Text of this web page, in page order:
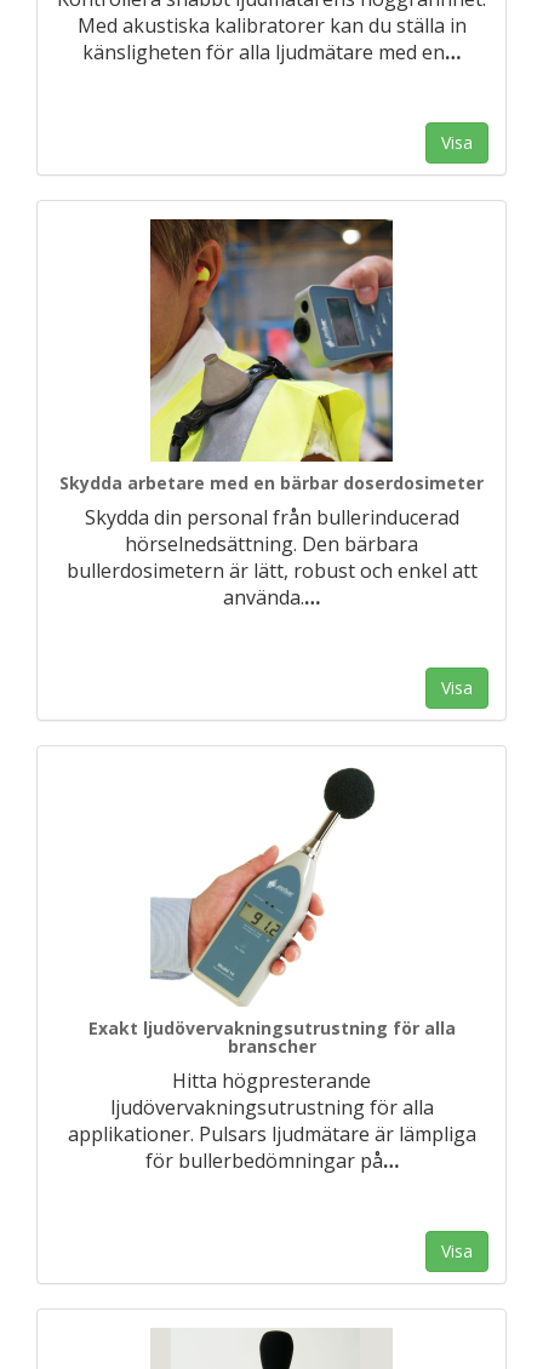
Med akustiska kalibratorer kan du ställa in
känsligheten för alla ljudmätare med en…
Visa
Skydda arbetare med en bärbar doserdosimeter
Skydda din personal från bullerinducerad
hörselnedsättning. Den bärbara
bullerdosimetern är lätt, robust och enkel att
använda.…
Visa
Exakt ljudövervakningsutrustning för alla
branscher
Hitta högpresterande
ljudövervakningsutrustning för alla
applikationer. Pulsars ljudmätare är lämpliga
för bullerbedömningar på…
Visa